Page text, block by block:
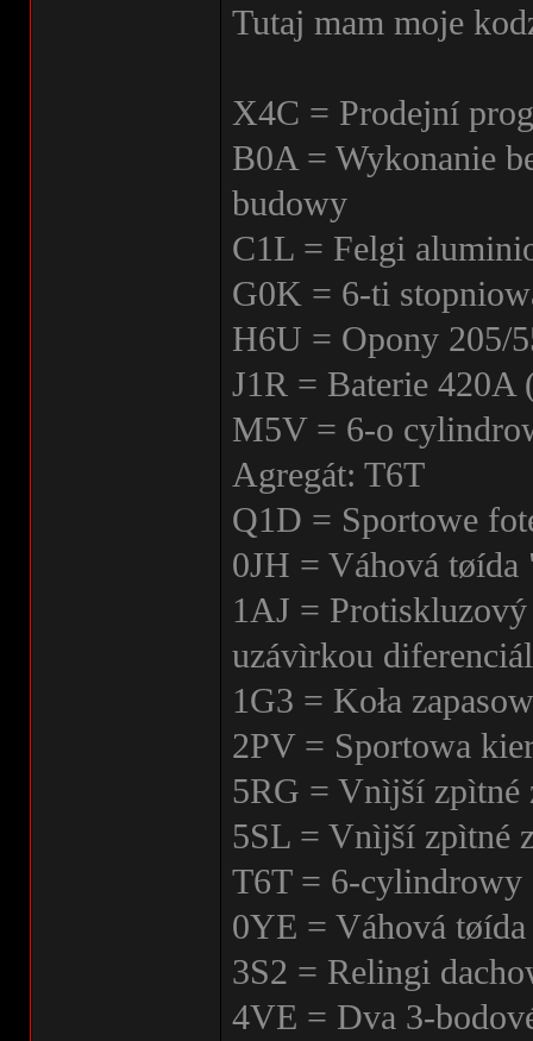
Tutaj mam moje
X4C = Prodejní
B0A = Wykonanie
budowy
C1L = Felgi
G0K = 6-ti
H6U = Opony 205/
J1R = Baterie 420A
M5V = 6-o
Agregát: T6T
Q1D = Sportowe
0JH = Váhová
1AJ =
uzávìrkou
1G3 = Koła
2PV = Sportowa
5RG = Vnìjší zpìtné
5SL = Vnìjší zpìtné
T6T = 6-cylindrowy
0YE = Váhová
3S2 = Relingi
4VE = Dva 3-